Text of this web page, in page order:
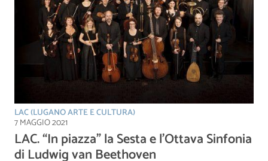
LAC (LUGANO ARTE E CULTURA)
7 MAGGIO 2021
LAC. “In piazza” la Sesta e l’Ottava Sinfonia
di Ludwig van Beethoven